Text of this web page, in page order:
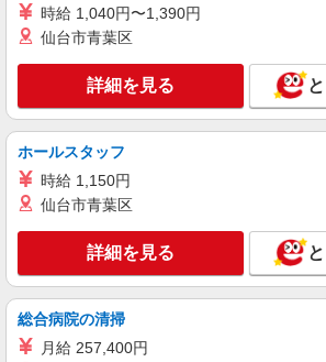
キープ
エイジフリー・ライフ星が丘
有料老人ホーム／介護職
時給1,447円〜1,549円
による 介護福祉士・社会
者研修 時給1,447円 初任
律処遇改善加算含む 〇時
務手当 〇夜勤手当 〇深夜勤務手当 〇
務手当 〇早朝7:00〜8:00/夜
25％UP
エイジフリー・ライフ
田町9-60
キープ
パート
パナソニック エイジフリーハウス枚方津田
時給 1,040円〜1,390円
仙台市青葉区
詳細を見る
ホールスタッフ
時給 1,150円
仙台市青葉区
詳細を見る
総合病院の清掃
月給 257,400円